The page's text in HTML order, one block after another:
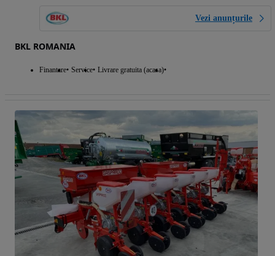
Vezi anunțurile
BKL ROMANIA
Finantare Service Livrare gratuita (acasa)